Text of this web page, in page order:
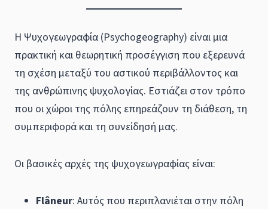
Η Ψυχογεωγραφία (Psychogeography) είναι μια
πρακτική και θεωρητική προσέγγιση που εξερευνά
τη σχέση μεταξύ του αστικού περιβάλλοντος και
της ανθρώπινης ψυχολογίας. Eστιάζει στον τρόπο
που οι χώροι της πόλης επηρεάζουν τη διάθεση, τη
συμπεριφορά και τη συνείδησή μας.
Οι βασικές αρχές της ψυχογεωγραφίας είναι:
Flâneur: Αυτός που περιπλανιέται στην πόλη